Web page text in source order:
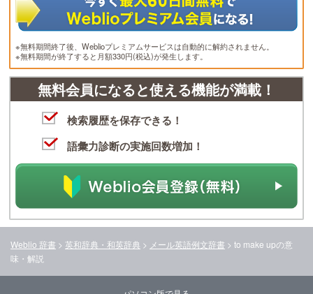
※無料期間終了後、Weblioプレミアムサービスは自動的に解約されません。
※無料期間が終了すると月額330円(税込)が発生します。
無料会員になると使える機能が満載！
検索履歴を保存できる！
語彙力診断の実施回数増加！
Weblio 辞書 > 英和辞典・和英辞典 > メール英語例文辞書 > to make upの意
味・解説